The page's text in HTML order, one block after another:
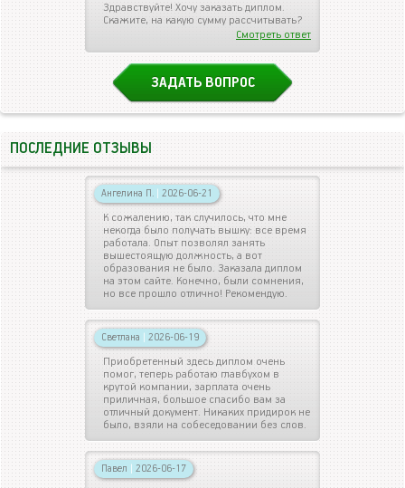
Здравствуйте! Хочу заказать диплом.
Скажите, на какую сумму рассчитывать?
Смотреть ответ
ЗАДАТЬ ВОПРОС
ПОСЛЕДНИЕ ОТЗЫВЫ
Ангелина П. | 2026-06-21
К сожалению, так случилось, что мне
некогда было получать вышку: все время
работала. Опыт позволял занять
вышестоящую должность, а вот
образования не было. Заказала диплом
на этом сайте. Конечно, были сомнения,
но все прошло отлично! Рекомендую.
Светлана | 2026-06-19
Приобретенный здесь диплом очень
помог, теперь работаю главбухом в
крутой компании, зарплата очень
приличная, большое спасибо вам за
отличный документ. Никаких придирок не
было, взяли на собеседовании без слов.
Павел | 2026-06-17